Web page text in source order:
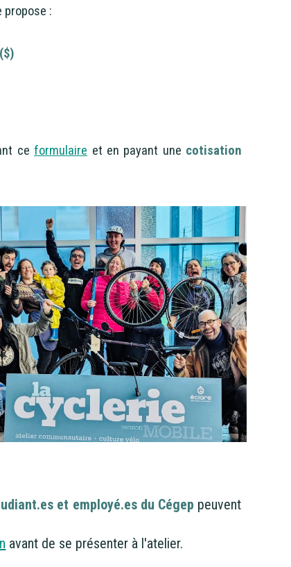
propose :
ceformulaire et en payant une cotisation
et employé.es du Cégep peuvent
avant de se présenter à l'atelier.